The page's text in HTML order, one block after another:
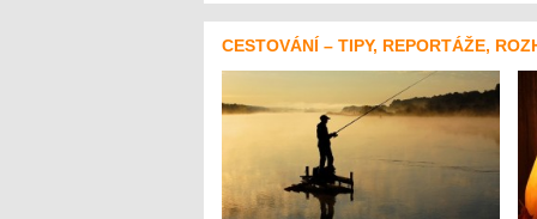
CESTOVÁNÍ – TIPY, REPORTÁŽE,